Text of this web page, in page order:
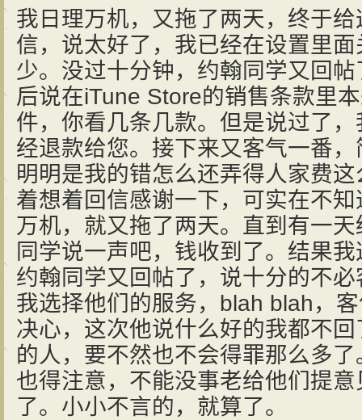
我日理万机，又拖了两天，终于
信，说太好了，我已经在设置里
少。没过十分钟，约翰同学又回
后说在iTune Store的销售条款里
件，你看几条几款。但是说过了
经退款给您。接下来又客气一番
明明是我的错怎么还弄得人家费
着想着回信感谢一下，可实在不
万机，就又拖了两天。直到有一
同学说一声吧，钱收到了。结果
约翰同学又回帖了，说十分的不
我选择他们的服务，blah blah，
决心，这次他说什么好的我都不
的人，要不然也不会得罪那么多
也得注意，不能没事老给他们提
了。小小不言的，就算了。